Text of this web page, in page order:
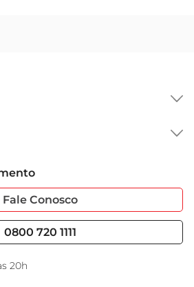
Fale Conosco
0800 720 1111
20h